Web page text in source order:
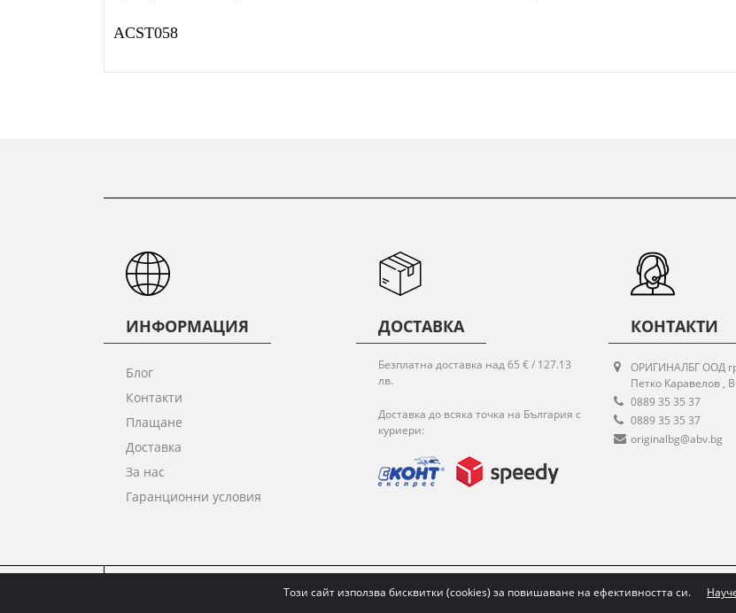
ACST058
ИНФОРМАЦИЯ
Блог
Контакти
Плащане
Доставка
За нас
Гаранционни условия
ДОСТАВКА
Безплатна доставка над 65 € / 127.13
лв.
Доставка до всяка точка на България с
куриери:
КОНТАКТИ
ОРИГИНАЛБГ ООД
Петко Каравелов ,
0889 35 35 37
0889 35 35 37
originalbg@abv.bg
ПОЛИТИКА ЗА ПОВЕРИТЕЛНОСТ ВРЪЩАНЕ НА СТОКА ПОСЛЕДВАЙТЕ НИ:
Този сайт използва бисквитки (cookies) за повишаване на ефективността си.